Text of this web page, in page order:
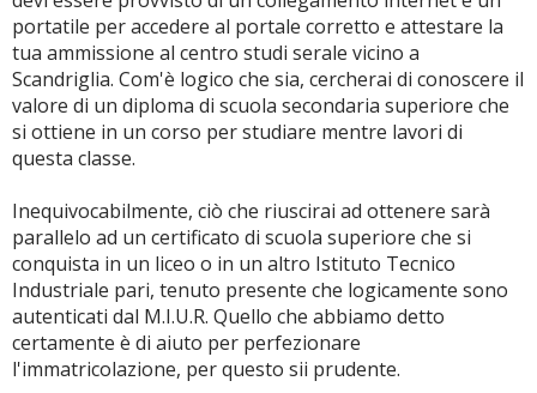
portatile per accedere al portale corretto e attestare la
tua ammissione al centro studi serale vicino a
Scandriglia. Com'è logico che sia, cercherai di conoscere il
valore di un diploma di scuola secondaria superiore che
si ottiene in un corso per studiare mentre lavori di
questa classe.
Inequivocabilmente, ciò che riuscirai ad ottenere sarà
parallelo ad un certificato di scuola superiore che si
conquista in un liceo o in un altro Istituto Tecnico
Industriale pari, tenuto presente che logicamente sono
autenticati dal M.I.U.R. Quello che abbiamo detto
certamente è di aiuto per perfezionare
l'immatricolazione, per questo sii prudente.